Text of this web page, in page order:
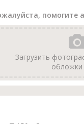
помогите
Загрузить
обложки